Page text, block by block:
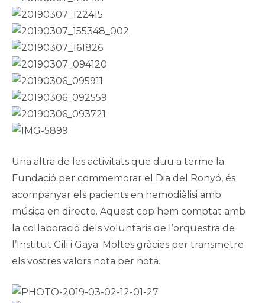
Una altra de les activitats que duu a terme la
Fundació per commemorar el Dia del Ronyó, és
acompanyar els pacients en hemodiàlisi amb
música en directe. Aquest cop hem comptat amb
la col·laboració dels voluntaris de l’orquestra de
l’Institut Gili i Gaya. Moltes gràcies per transmetre
els vostres valors nota per nota.